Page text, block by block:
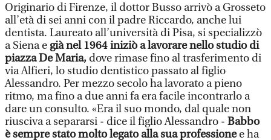
Originario di Firenze, il dottor Busso arrivò a Grosseto
all’età di sei anni con il padre Riccardo, anche lui
dentista. Laureato all’università di Pisa, si specializzò
a Siena e già nel 1964 iniziò a lavorare nello studio di
piazza De Maria, dove rimase fino al trasferimento di
via Alfieri, lo studio dentistico passato al figlio
Alessandro. Per mezzo secolo ha lavorato a pieno
ritmo, ma fino a due anni fa era facile incontrarlo a
dare un consulto. «Era il suo mondo, dal quale non
riusciva a separarsi - dice il figlio Alessandro - Babbo
è sempre stato molto legato alla sua professionee ha